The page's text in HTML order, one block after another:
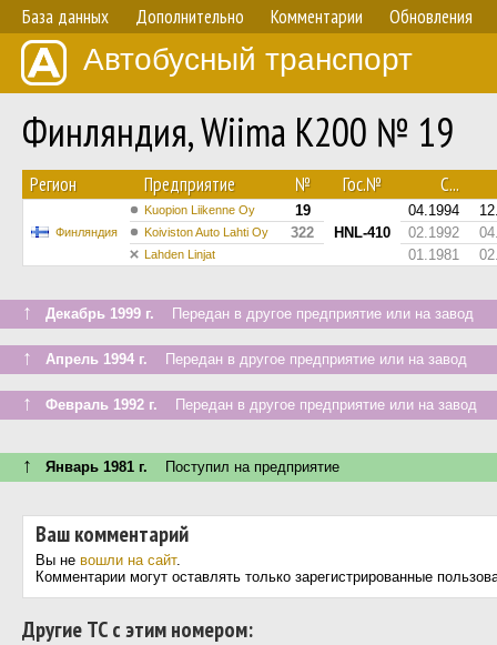
База данных Дополнительно Комментарии Обновления
Автобусный транспорт
Финляндия, Wiima K200 № 19
Регион Предприятие № Гос.№ С...
Финляндия
Kuopion Liikenne Oy
19
HNL-410
04.1994
Koiviston Auto Lahti Oy 322 02.1992
Lahden Linjat 01.1981
↑ Декабрь 1999 г. Передан в другое предприятие или на завод
↑ Апрель 1994 г. Передан в другое предприятие или на завод
↑ Февраль 1992 г. Передан в другое предприятие или на завод
↑ Январь 1981 г. Поступил на предприятие
Ваш комментарий
Вы не вошли на сайт.
Комментарии могут оставлять только зарегистрированные
Другие ТС с этим номером: